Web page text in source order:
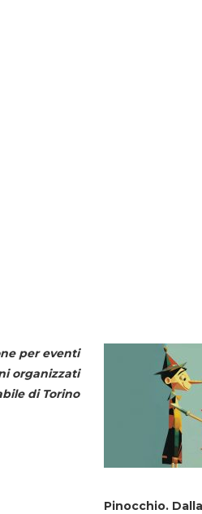
per eventi
organizzati
di Torino
Pinocchio.